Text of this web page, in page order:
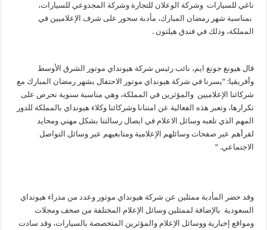
ناغي للسيارات وشركة الوعلان للتجارة وشركة المجدوعي للسيارات،
بمناسبة شهر رمضان المبارك، مأدبة سحور على شرف الإعلاميين في
المملكة، وذلك في فندق هيلتون .
قال هيونغ جونغ ايم، نائب رئيس شركة هيونداي موتور الشرق الأوسط
وأفريقيا: “يسرنا في شركة هيونداي موتور الاحتفال بشهر رمضان المبارك مع
شركائنا الإعلاميين والمؤثرين في المملكة، وهي مناسبة سنوية نحرص على
تكرارها، وتعبر هذه الفعالية عن امتنانا وشركائنا وكلاء هيونداي بالمملكة للدور
المهم الذي تلعبه وسائل الاعلام في ايصال رسالتنا بشكل مهني ومحايد
لقرأهم عبر صفحات وسائلهم الإعلامية ومتابعيهم عبر وسائل التواصل
الاجتماعي. “
وقد حضر المأدبة ممثلين عن شركة هيونداي موتور وعدد من مدراء هيونداي
السعودية بالإضافة لممثلين وسائل الإعلام المختلفة من صحف ومجلات
ومواقع إخبارية ووسائل الإعلام والمؤثرين المتخصصة بالسيارات، وقد سادت